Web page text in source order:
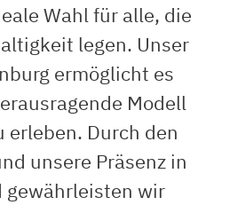
Wahl für alle, die
legen. Unser
ermöglicht es
Modell
erleben. Durch den
unsere Präsenz in
gewährleisten wir